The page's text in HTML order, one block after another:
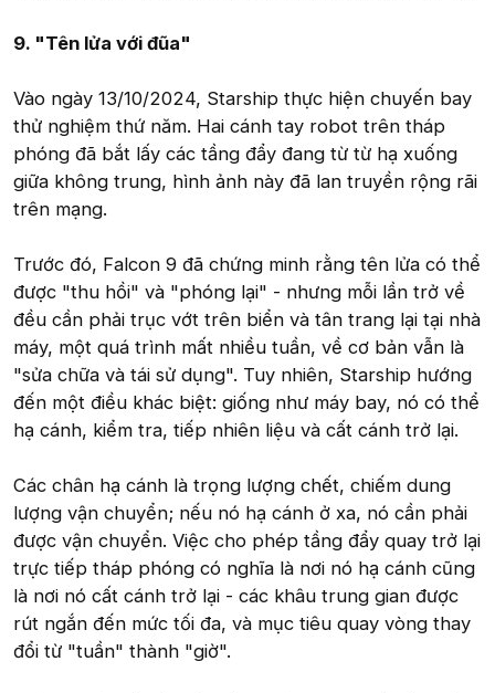
9. "Tên lửa với đũa"
Vào ngày 13/10/2024, Starship thực hiện chuyến bay
thử nghiệm thứ năm. Hai cánh tay robot trên tháp
phóng đã bắt lấy các tầng đẩy đang từ từ hạ xuống
giữa không trung, hình ảnh này đã lan truyền rộng rãi
trên mạng.
Trước đó, Falcon 9 đã chứng minh rằng tên lửa có thể
được "thu hồi" và "phóng lại" - nhưng mỗi lần trở về
đều cần phải trục vớt trên biển và tân trang lại tại nhà
máy, một quá trình mất nhiều tuần, về cơ bản vẫn là
"sửa chữa và tái sử dụng". Tuy nhiên, Starship hướng
đến một điều khác biệt: giống như máy bay, nó có thể
hạ cánh, kiểm tra, tiếp nhiên liệu và cất cánh trở lại.
Các chân hạ cánh là trọng lượng chết, chiếm dung
lượng vận chuyển; nếu nó hạ cánh ở xa, nó cần phải
được vận chuyển. Việc cho phép tầng đẩy quay trở lại
trực tiếp tháp phóng có nghĩa là nơi nó hạ cánh cũng
là nơi nó cất cánh trở lại - các khâu trung gian được
rút ngắn đến mức tối đa, và mục tiêu quay vòng thay
đổi từ "tuần" thành "giờ".